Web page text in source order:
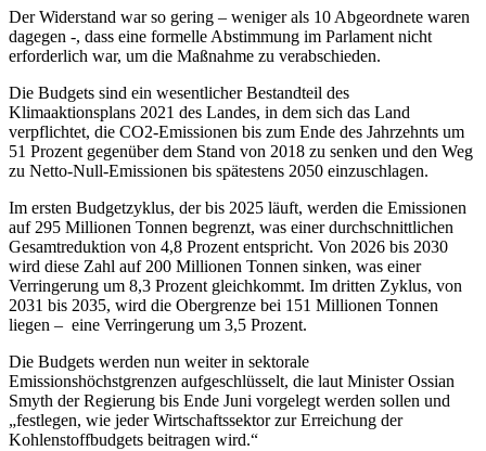
Der Widerstand war so gering – weniger als 10 Abgeordnete waren
dagegen -, dass eine formelle Abstimmung im Parlament nicht
erforderlich war, um die Maßnahme zu verabschieden.
Die Budgets sind ein wesentlicher Bestandteil des
Klimaaktionsplans 2021 des Landes, in dem sich das Land
verpflichtet, die CO2-Emissionen bis zum Ende des Jahrzehnts um
51 Prozent gegenüber dem Stand von 2018 zu senken und den Weg
zu Netto-Null-Emissionen bis spätestens 2050 einzuschlagen.
Im ersten Budgetzyklus, der bis 2025 läuft, werden die Emissionen
auf 295 Millionen Tonnen begrenzt, was einer durchschnittlichen
Gesamtreduktion von 4,8 Prozent entspricht. Von 2026 bis 2030
wird diese Zahl auf 200 Millionen Tonnen sinken, was einer
Verringerung um 8,3 Prozent gleichkommt. Im dritten Zyklus, von
2031 bis 2035, wird die Obergrenze bei 151 Millionen Tonnen
liegen – eine Verringerung um 3,5 Prozent.
Die Budgets werden nun weiter in sektorale
Emissionshöchstgrenzen aufgeschlüsselt, die laut Minister Ossian
Smyth der Regierung bis Ende Juni vorgelegt werden sollen und
„festlegen, wie jeder Wirtschaftssektor zur Erreichung der
Kohlenstoffbudgets beitragen wird.“